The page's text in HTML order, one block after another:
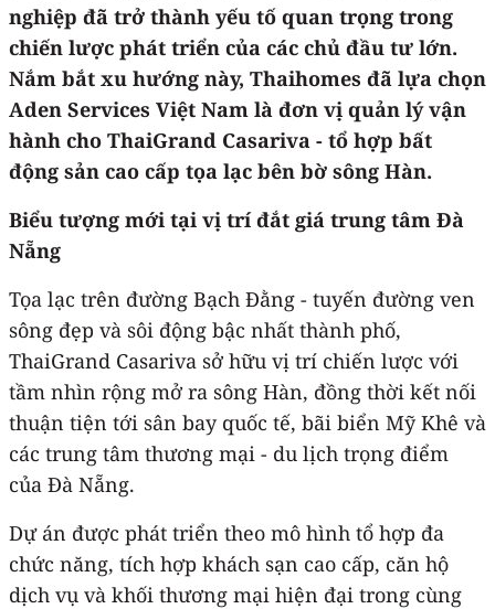
nghiệp đã trở thành yếu tố quan trọng trong
chiến lược phát triển của các chủ đầu tư lớn.
Nắm bắt xu hướng này, Thaihomes đã lựa chọn
Aden Services Việt Nam là đơn vị quản lý vận
hành cho ThaiGrand Casariva - tổ hợp bất
động sản cao cấp tọa lạc bên bờ sông Hàn.
Biểu tượng mới tại vị trí đắt giá trung tâm Đà
Nẵng
Tọa lạc trên đường Bạch Đằng - tuyến đường ven
sông đẹp và sôi động bậc nhất thành phố,
ThaiGrand Casariva sở hữu vị trí chiến lược với
tầm nhìn rộng mở ra sông Hàn, đồng thời kết nối
thuận tiện tới sân bay quốc tế, bãi biển Mỹ Khê và
các trung tâm thương mại - du lịch trọng điểm
của Đà Nẵng.
Dự án được phát triển theo mô hình tổ hợp đa
chức năng, tích hợp khách sạn cao cấp, căn hộ
dịch vụ và khối thương mại hiện đại trong cùng